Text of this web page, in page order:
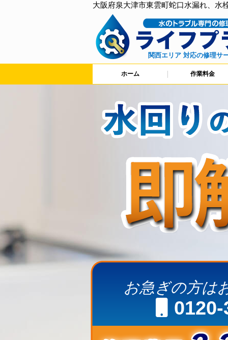
大阪府泉大津市東雲町蛇口水漏れ、水
関西エリア 対応の修理サ
ホーム 作業料金
お急ぎの方は